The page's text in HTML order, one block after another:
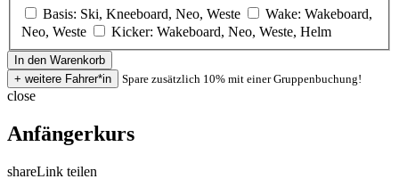
Basis: Ski, Kneeboard, Neo, Weste
Wake: Wakeboard,
Neo, Weste
Kicker: Wakeboard, Neo, Weste, Helm
Spare zusätzlich 10% mit einer Gruppenbuchung!
close
Anfängerkurs
shareLink teilen